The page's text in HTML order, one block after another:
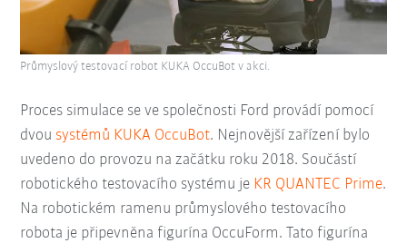
Proces simulace se ve společnosti Ford provádí pomocí
dvou systémů KUKA OccuBot. Nejnovější zařízení bylo
uvedeno do provozu na začátku roku 2018. Součástí
robotického testovacího systému je KR QUANTEC Prime.
Na robotickém ramenu průmyslového testovacího
robota je připevněna figurína OccuForm. Tato figurína
Průmyslový testovací robot KUKA OccuBot v akci.